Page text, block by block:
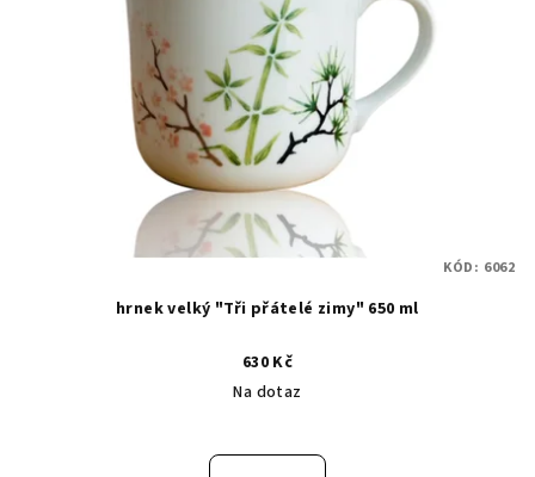
hrnek velký "Tři přátelé zimy" 650 ml
630 Kč
Na dotaz
KÓD: 6062